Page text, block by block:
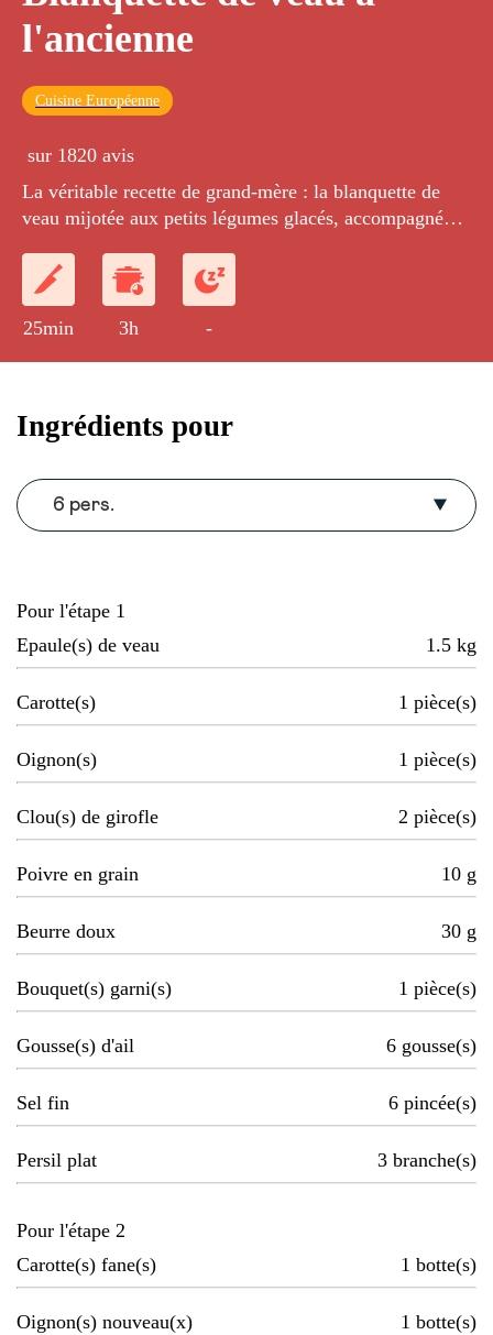
l'ancienne
Cuisine Européenne
sur 1820 avis
La véritable recette de grand-mère : la blanquette de
veau mijotée aux petits légumes glacés, accompagnée
25min 3h -
Ingrédients pour
6 pers.
Pour l'étape 1
Epaule(s) de veau
1.5 kg
Carotte(s) 1 pièce(s)
Oignon(s) 1 pièce(s)
Clou(s) de girofle 2 pièce(s)
Poivre en grain 10 g
Beurre doux 30 g
Bouquet(s) garni(s) 1 pièce(s)
Gousse(s) d'ail 6 gousse(s)
Sel fin 6 pincée(s)
Persil plat 3 branche(s)
Pour l'étape 2
Carotte(s) fane(s)
1 botte(s)
Oignon(s) nouveau(x) 1 botte(s)